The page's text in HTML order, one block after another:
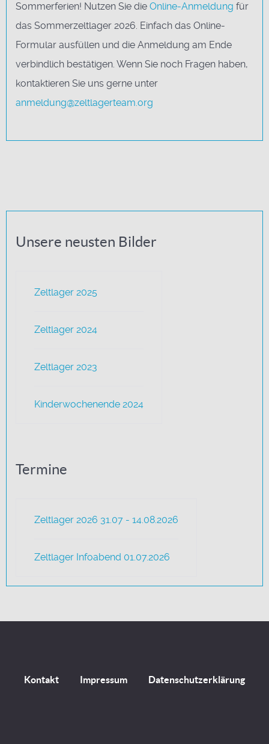
Sommerferien! Nutzen Sie die Online-Anmeldung für
das Sommerzeltlager 2026. Einfach das Online-
Formular ausfüllen und die Anmeldung am Ende
verbindlich bestätigen. Wenn Sie noch Fragen haben,
kontaktieren Sie uns gerne unter
anmeldung@zeltlagerteam.org
Unsere neusten Bilder
Zeltlager 2025
Zeltlager 2024
Zeltlager 2023
Kinderwochenende 2024
Termine
Zeltlager 2026 31.07 - 14.08.2026
Zeltlager Infoabend 01.07.2026
Kontakt Impressum Datenschutzerklärung